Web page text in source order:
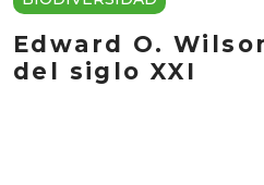
Edward O.
del siglo XXI